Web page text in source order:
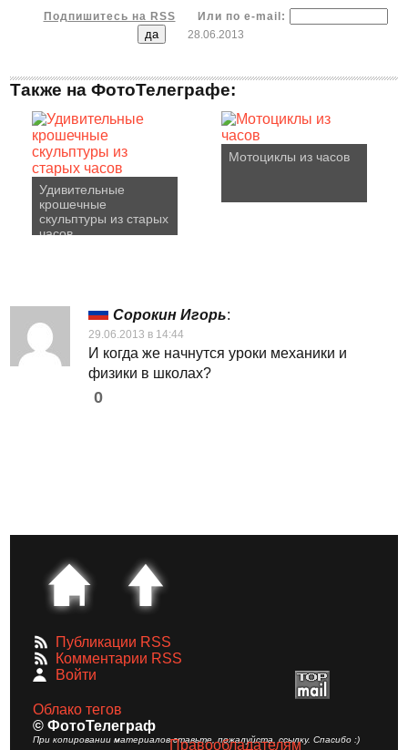
Подпишитесь на RSS
Или по e-mail:
28.06.2013
Также на ФотоТелеграфе:
Удивительные
крошечные
скульптуры из старых
часов
Мотоциклы из часов
Сорокин Игорь:
29.06.2013 в 14:44
И когда же начнутся уроки механики и
физики в школах?
0
Публикации RSS
Комментарии RSS
Войти
Облако тегов
© ФотоТелеграф
При копировании материалов ставьте, пожалуйста, ссылку. Спасибо :)
Правообладателям